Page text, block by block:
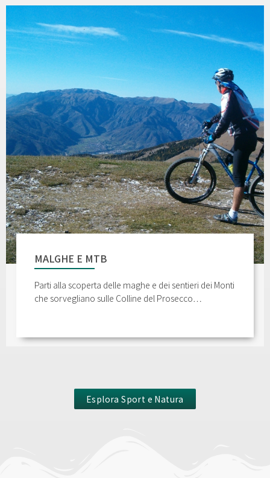
MALGHE E MTB
Parti alla scoperta delle maghe e dei sentieri dei Monti
che sorvegliano sulle Colline del Prosecco…
Esplora Sport e Natura